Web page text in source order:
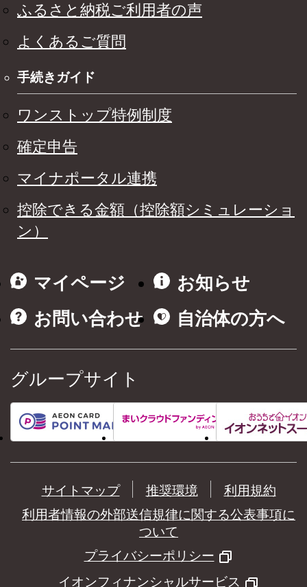
ふるさと納税ご利用者の声
よくあるご質問
手続きガイド
ワンストップ特例制度
確定申告
マイナポータル連携
控除できる金額（控除額シミュレーショ
ン）
マイページ
お知らせ
お問い合わせ
自治体の方へ
グループサイト
サイトマップ 推奨環境
利用規約
利用者情報の外部送信規律に関する公表事項に
ついて
プライバシーポリシー
イオンフィナンシャルサービス